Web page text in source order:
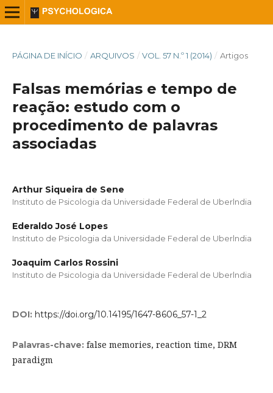
PÁGINA DE INÍCIO / ARQUIVOS / VOL. 57 N.º 1 (2014) / Artigos
Falsas memórias e tempo de
reação: estudo com o
procedimento de palavras
associadas
Arthur Siqueira de Sene
Instituto de Psicologia da Universidade Federal de Uberlndia
Ederaldo José Lopes
Instituto de Psicologia da Universidade Federal de Uberlndia
Joaquim Carlos Rossini
Instituto de Psicologia da Universidade Federal de Uberlndia
DOI: https://doi.org/10.14195/1647-8606_57-1_2
Palavras-chave: false memories, reaction time, DRM
paradigm